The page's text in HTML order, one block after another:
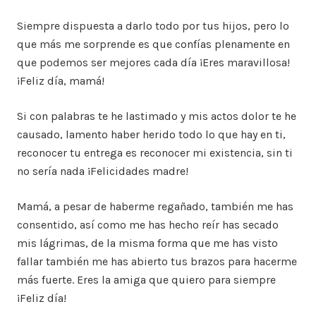
Siempre dispuesta a darlo todo por tus hijos, pero lo
que más me sorprende es que confías plenamente en
que podemos ser mejores cada día ¡Eres maravillosa!
¡Feliz día, mamá!
Si con palabras te he lastimado y mis actos dolor te he
causado, lamento haber herido todo lo que hay en ti,
reconocer tu entrega es reconocer mi existencia, sin ti
no sería nada ¡Felicidades madre!
Mamá, a pesar de haberme regañado, también me has
consentido, así como me has hecho reír has secado
mis lágrimas, de la misma forma que me has visto
fallar también me has abierto tus brazos para hacerme
más fuerte. Eres la amiga que quiero para siempre
¡Feliz día!